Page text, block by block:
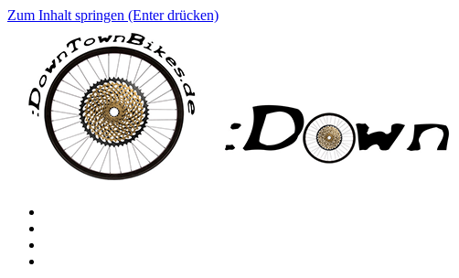
Zum Inhalt springen (Enter drücken)
:Downtownbikes
Der Fahrradladen in Düsseldorf am Hauptbahnhof